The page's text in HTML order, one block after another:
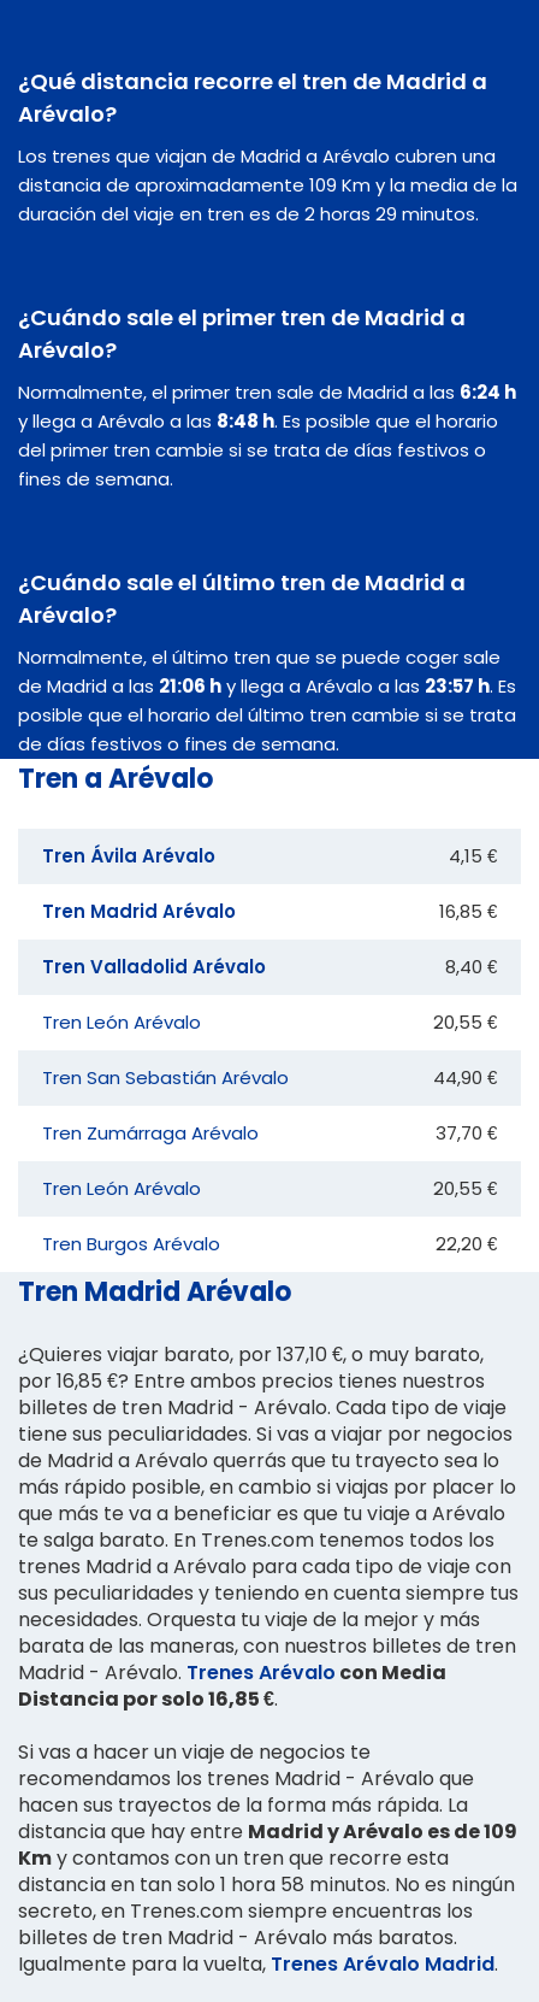
¿Qué distancia recorre el tren de Madrid a
Arévalo?
Los trenes que viajan de Madrid a Arévalo cubren una
distancia de aproximadamente 109 Km y la media de la
duración del viaje en tren es de 2 horas 29 minutos.
¿Cuándo sale el primer tren de Madrid a
Arévalo?
Normalmente, el primer tren sale de Madrid a las 6:24 h
y llega a Arévalo a las 8:48 h. Es posible que el horario
del primer tren cambie si se trata de días festivos o
fines de semana.
¿Cuándo sale el último tren de Madrid a
Arévalo?
Normalmente, el último tren que se puede coger sale
de Madrid a las 21:06 hy llega a Arévalo a las 23:57 h. Es
posible que el horario del último tren cambie si se trata
de días festivos o fines de semana.
Tren a Arévalo
Tren Ávila Arévalo 4,15 €
Tren Madrid Arévalo 16,85 €
Tren Valladolid Arévalo 8,40 €
Tren León Arévalo 20,55 €
Tren San Sebastián Arévalo 44,90 €
Tren Zumárraga Arévalo 37,70 €
Tren León Arévalo 20,55 €
Tren Burgos Arévalo 22,20 €
Tren Madrid Arévalo
¿Quieres viajar barato, por 137,10 €, o muy barato,
por 16,85 €? Entre ambos precios tienes nuestros
billetes de tren Madrid - Arévalo. Cada tipo de viaje
tiene sus peculiaridades. Si vas a viajar por negocios
de Madrid a Arévalo querrás que tu trayecto sea lo
más rápido posible, en cambio si viajas por placer lo
que más te va a beneficiar es que tu viaje a Arévalo
te salga barato. En Trenes.com tenemos todos los
trenes Madrid a Arévalo para cada tipo de viaje con
sus peculiaridades y teniendo en cuenta siempre tus
necesidades. Orquesta tu viaje de la mejor y más
barata de las maneras, con nuestros billetes de tren
Madrid - Arévalo. Trenes Arévalo con Media
Distancia por solo 16,85 €.
Si vas a hacer un viaje de negocios te
recomendamos los trenes Madrid - Arévalo que
hacen sus trayectos de la forma más rápida. La
distancia que hay entre Madrid y Arévalo es de 109
Kmy contamos con un tren que recorre esta
distancia en tan solo 1 hora 58 minutos. No es ningún
secreto, en Trenes.com siempre encuentras los
billetes de tren Madrid - Arévalo más baratos.
Igualmente para la vuelta, Trenes Arévalo Madrid.